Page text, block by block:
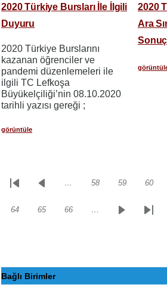
2020 Türkiye Bursları İle İlgili
Duyuru
2020 Türkiye Burslarını
kazanan öğrenciler ve
pandemi düzenlemeleri ile
ilgili TC Lefkoşa
Büyükelçiliği’nin 08.10.2020
tarihli yazısı gereği ;
görüntüle
2020
Ara
Sayfalama
İlk
Önceki… Sayfa
58 Sayfa
59 Sayfa
60
Sayfa
64 Sayfa
65 Sayfa
66 …
SonrakiSon
Bağlı Birimler